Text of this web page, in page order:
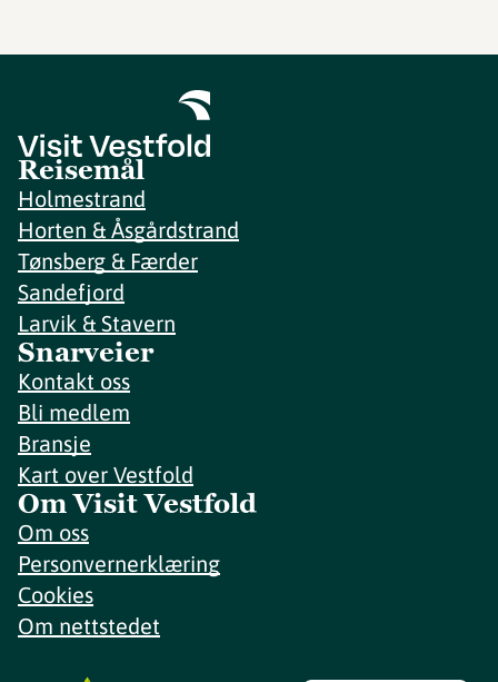
Reisemål
Holmestrand
Horten & Åsgårdstrand
Tønsberg & Færder
Sandefjord
Larvik & Stavern
Snarveier
Kontakt oss
Bli medlem
Bransje
Kart over Vestfold
Om Visit Vestfold
Om oss
Personvernerklæring
Cookies
Om nettstedet